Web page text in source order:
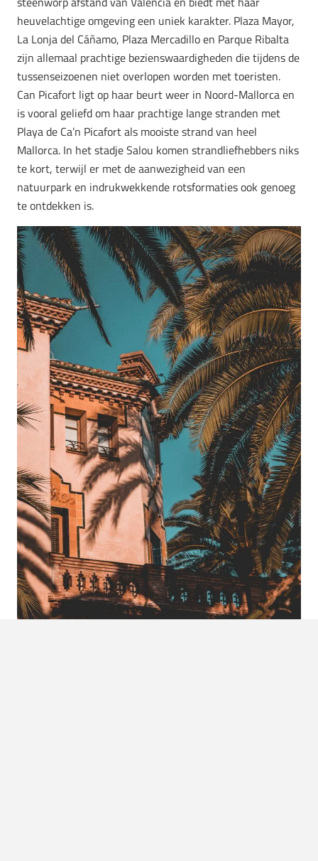
heuvelachtige omgeving een uniek karakter. Plaza Mayor,
La Lonja del Cáñamo, Plaza Mercadillo en Parque Ribalta
zijn allemaal prachtige bezienswaardigheden die tijdens de
tussenseizoenen niet overlopen worden met toeristen.
Can Picafort ligt op haar beurt weer in Noord-Mallorca en
is vooral geliefd om haar prachtige lange stranden met
Playa de Ca’n Picafort als mooiste strand van heel
Mallorca. In het stadje Salou komen strandliefhebbers niks
te kort, terwijl er met de aanwezigheid van een
natuurpark en indrukwekkende rotsformaties ook genoeg
te ontdekken is.